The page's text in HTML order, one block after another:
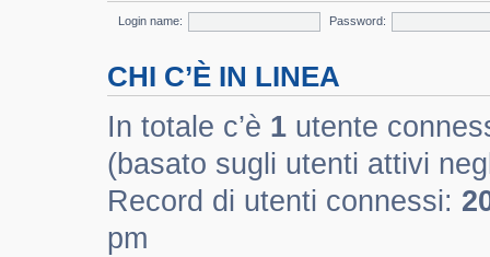
Login name: Password:
CHI C’È IN LINEA
In totale c’è 1 utente
(basato sugli utenti attivi
Record di utenti connessi:
pm